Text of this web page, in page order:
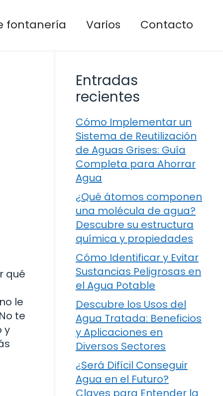
fontanería Varios Contacto
qué
le
te
y
Entradas
recientes
Cómo Implementar un
Sistema de Reutilización
de Aguas Grises: Guía
Completa para Ahorrar
Agua
¿Qué átomos componen
una molécula de agua?
Descubre su estructura
química y propiedades
Cómo Identificar y Evitar
Sustancias Peligrosas en
el Agua Potable
Descubre los Usos del
Agua Tratada: Beneficios
y Aplicaciones en
Diversos Sectores
¿Será Difícil Conseguir
Agua en el Futuro?
Claves para Entender la